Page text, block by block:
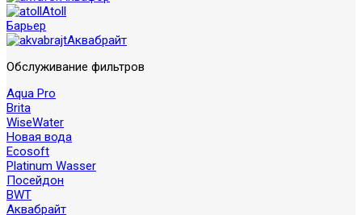
Atoll
Барьер
Аквабрайт
Обслуживание фильтров
Aqua Pro
Brita
WiseWater
Новая вода
Ecosoft
Platinum Wasser
Посейдон
BWT
Аквабрайт